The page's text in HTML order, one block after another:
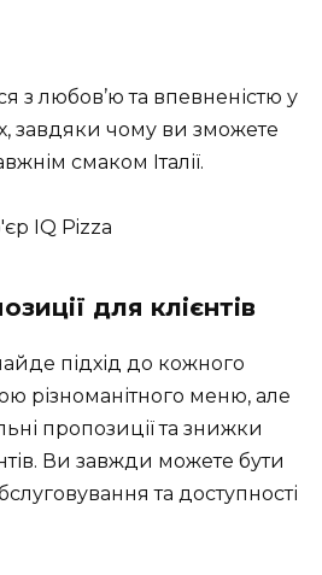
з любов’ю та впевненістю у
завдяки чому ви зможете
смаком Італії.
для клієнтів
підхід до кожного
різноманітного меню, але
пропозиції та знижки
Ви завжди можете бути
та доступності